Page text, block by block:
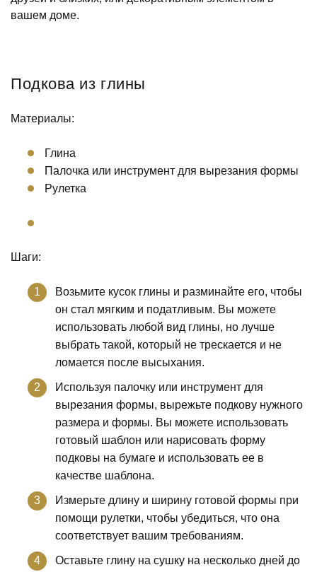
вашем доме.
Подкова из глины
Материалы:
Глина
Палочка или инструмент для вырезания формы
Рулетка
Шаги:
Возьмите кусок глины и разминайте его, чтобы
он стал мягким и податливым. Вы можете
использовать любой вид глины, но лучше
выбрать такой, который не трескается и не
ломается после высыхания.
Используя палочку или инструмент для
вырезания формы, вырежьте подкову нужного
размера и формы. Вы можете использовать
готовый шаблон или нарисовать форму
подковы на бумаге и использовать ее в
качестве шаблона.
Измерьте длину и ширину готовой формы при
помощи рулетки, чтобы убедиться, что она
соответствует вашим требованиям.
Оставьте глину на сушку на несколько дней до